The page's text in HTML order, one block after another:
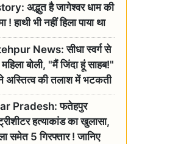
अद्भुत है जागेश्वर धाम की
! हाथी भी नहीं हिला पाया था
जानिए क्या है इसका
News: सीधा स्वर्ग से
बोली, "मैं जिंदा हूं साहब!"
अस्तित्व की तलाश में भटकती
बुजुर्ग, एसडीएम ने दिए जांच के
Pradesh: फतेहपुर
हत्याकांड का खुलासा,
समेत 5 गिरफ्तार ! जानिए